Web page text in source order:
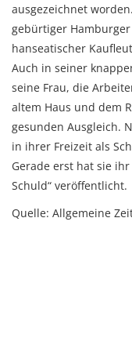
ausgezeichnet
gebürtiger
hanseatischer
Auch in seiner
seine Frau, die
altem Haus und dem
gesunden Ausgleich.
in ihrer Freizeit als
Gerade erst hat sie
Schuld“ veröffentlicht.
Quelle: Allgemeine